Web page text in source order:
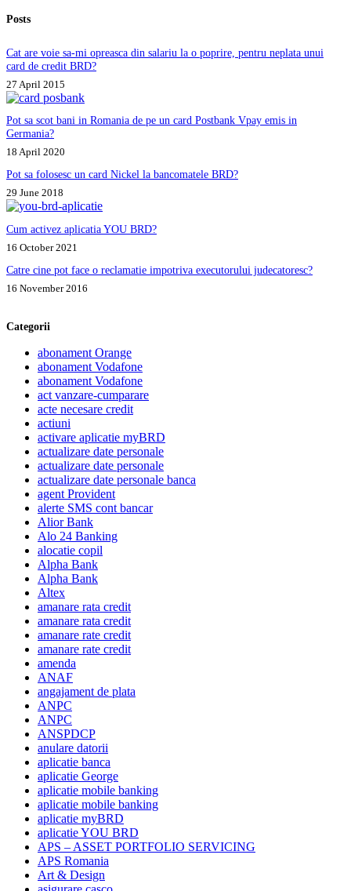
Posts
Cat are voie sa-mi opreasca din salariu la o poprire, pentru neplata unui
card de credit BRD?
27 April 2015
Pot sa scot bani in Romania de pe un card Postbank Vpay emis in
Germania?
18 April 2020
Pot sa folosesc un card Nickel la bancomatele BRD?
29 June 2018
Cum activez aplicatia YOU BRD?
16 October 2021
Catre cine pot face o reclamatie impotriva executorului judecatoresc?
16 November 2016
Categorii
abonament Orange
abonament Vodafone
abonament Vodafone
act vanzare-cumparare
acte necesare credit
actiuni
activare aplicatie myBRD
actualizare date personale
actualizare date personale
actualizare date personale banca
agent Provident
alerte SMS cont bancar
Alior Bank
Alo 24 Banking
alocatie copil
Alpha Bank
Alpha Bank
Altex
amanare rata credit
amanare rata credit
amanare rate credit
amanare rate credit
amenda
ANAF
angajament de plata
ANPC
ANPC
ANSPDCP
anulare datorii
aplicatie banca
aplicatie George
aplicatie mobile banking
aplicatie mobile banking
aplicatie myBRD
aplicatie YOU BRD
APS – ASSET PORTFOLIO SERVICING
APS Romania
Art & Design